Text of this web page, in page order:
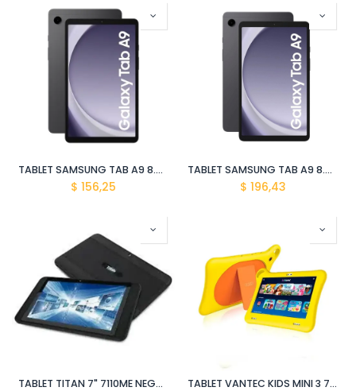
TABLET SAMSUNG TAB A9 8.7" SM-X110NZAAL15 GRAY/Grafhite 4gb+64GB / WIFI
$ 156,25
TABLET SAMSUNG TAB A9 8.7" SM-X115NZAAL15 GRAY/Graphite 4gb + 64GB
$ 196,43
TABLET TITAN 7" 7110ME NEGRA TABLET VANTEC KIDS MINI 3 7" AMARILLO DUAL CAM 1GB+8GB DUAL SIM FORRO MONSTRUO